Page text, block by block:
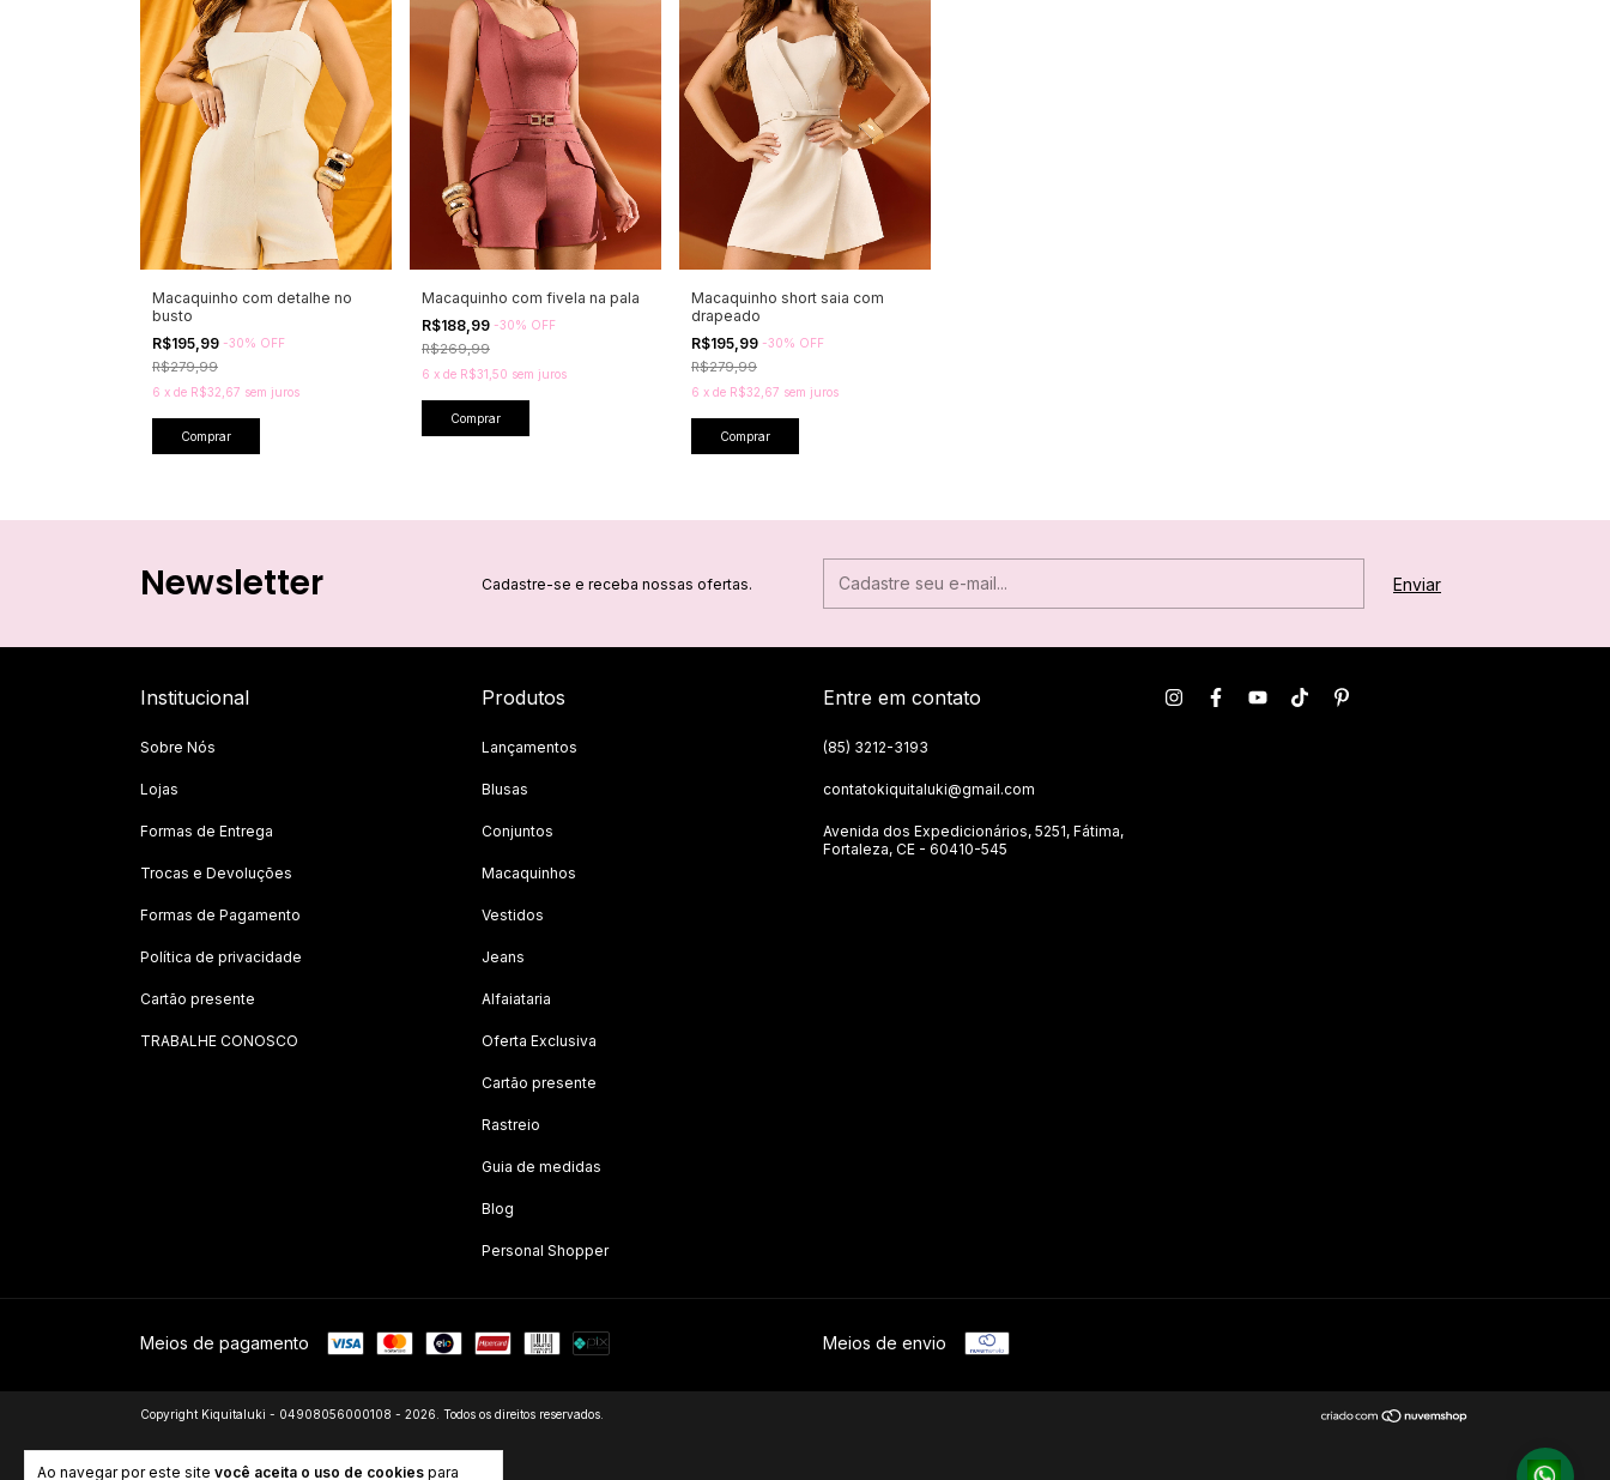
Ao navegar por este site você aceita o uso de cookies para
Macaquinho com detalhe no
busto
R$195,99 -30% OFF
R$279,99
6 x de R$32,67 sem juros
Comprar
Macaquinho com fivela na pala
R$188,99 -30% OFF
R$269,99
6 x de R$31,50 sem juros
Comprar
Macaquinho short saia com
drapeado
R$195,99 -30% OFF
R$279,99
6 x de R$32,67 sem juros
Comprar
Newsletter Cadastre-se e receba nossas ofertas.
Institucional
Sobre Nós
Lojas
Formas de Entrega
Trocas e Devoluções
Formas de Pagamento
Política de privacidade
Cartão presente
TRABALHE CONOSCO
Produtos
Lançamentos
Blusas
Conjuntos
Macaquinhos
Vestidos
Jeans
Alfaiataria
Oferta Exclusiva
Cartão presente
Rastreio
Guia de medidas
Blog
Personal Shopper
Entre em contato
(85) 3212-3193
contatokiquitaluki@gmail.com
Avenida dos Expedicionários, 5251, Fátima,
Fortaleza, CE - 60410-545
Meios de pagamento Meios de envio
Copyright Kiquitaluki - 04908056000108 - 2026. Todos os direitos reservados.